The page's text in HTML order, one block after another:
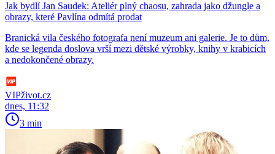
Jak bydlí Jan Saudek: Ateliér plný chaosu, zahrada jako džungle a
obrazy, které Pavlína odmítá prodat
Branická vila českého fotografa není muzeum ani galerie. Je to dům,
kde se legenda doslova vrší mezi dětské výrobky, knihy v krabicích
a nedokončené obrazy.
VIPživot.cz
dnes, 11:32
3 min